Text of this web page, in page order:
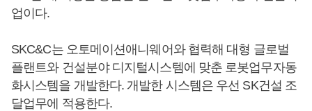
업이다.
SKC&C는 오토메이션애니웨어와 협력해 대형 글로벌
플랜트와 건설분야 디지털시스템에 맞춘 로봇업무자동
화시스템을 개발한다. 개발한 시스템은 우선 SK건설 조
달업무에 적용한다.